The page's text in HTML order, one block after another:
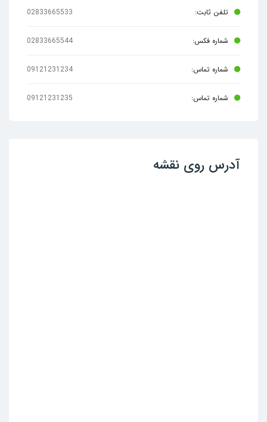
تلفن ثابت: 02833665533
شماره فکس: 02833665544
شماره تماس: 09121231234
شماره تماس: 09121231235
آدرس روی نقشه